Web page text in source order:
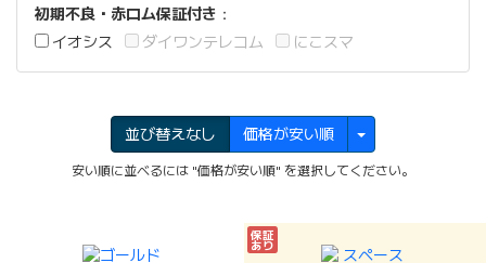
初期不良・赤ロム保証付き ：
イオシス
ダイワンテレコム にこスマ
並び替えなし 価格が安い順
安い順に並べるには "価格が安い順" を選択してください。
保証
あり